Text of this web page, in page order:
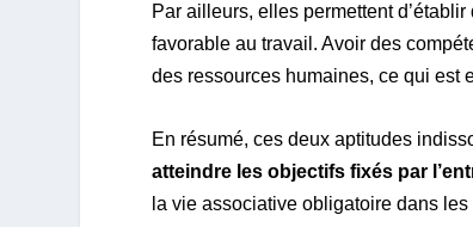
Par ailleurs, elles permettent
favorable au travail. Avoir des
des ressources humaines, ce qui est
En résumé, ces deux aptitudes
atteindre les objectifs fixés par
la vie associative obligatoire dans